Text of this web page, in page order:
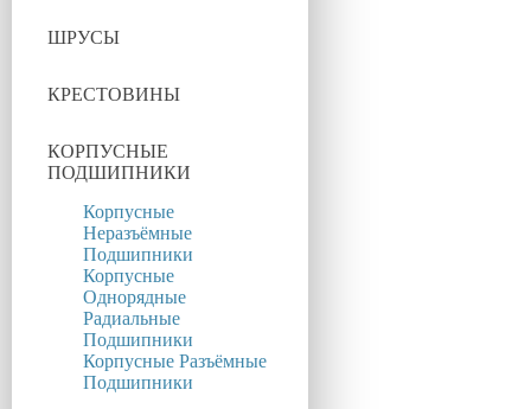
ШРУСЫ
КРЕСТОВИНЫ
КОРПУСНЫЕ
ПОДШИПНИКИ
Корпусные
Неразъёмные
Подшипники
Корпусные
Однорядные
Радиальные
Подшипники
Корпусные Разъёмные
Подшипники